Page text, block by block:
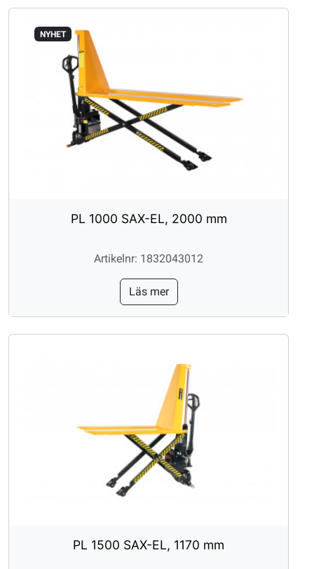
NYHET
PL 1000 SAX-EL, 2000 mm
Artikelnr: 1832043012
Läs mer
PL 1500 SAX-EL, 1170 mm